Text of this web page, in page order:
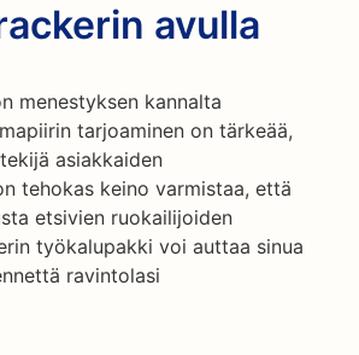
avulla
menestyksen kannalta
tarjoaminen on tärkeää,
asiakkaiden
tehokas keino varmistaa, että
etsivien ruokailijoiden
työkalupakki voi auttaa sinua
ravintolasi